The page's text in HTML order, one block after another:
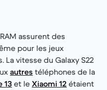
assurent des
pour les jeux
vitesse du Galaxy S22
autres téléphones de la
13 et le Xiaomi 12 étaient